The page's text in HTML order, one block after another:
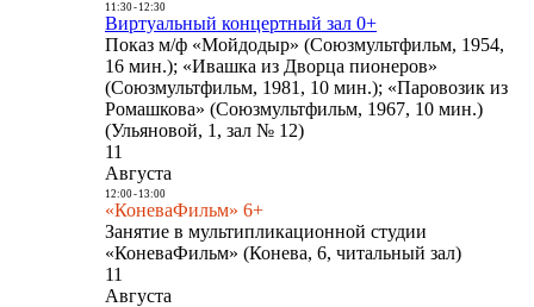
11:30- 12:30
Виртуальный концертный зал 0+
Показ м/ф «Мойдодыр» (Союзмультфильм, 1954,
16 мин.); «Ивашка из Дворца пионеров»
(Союзмультфильм, 1981, 10 мин.); «Паровозик из
Ромашкова» (Союзмультфильм, 1967, 10 мин.)
(Ульяновой, 1, зал № 12)
11
Августа
12:00- 13:00
«КоневаФильм» 6+
Занятие в мультипликационной студии
«КоневаФильм» (Конева, 6, читальный зал)
11
Августа